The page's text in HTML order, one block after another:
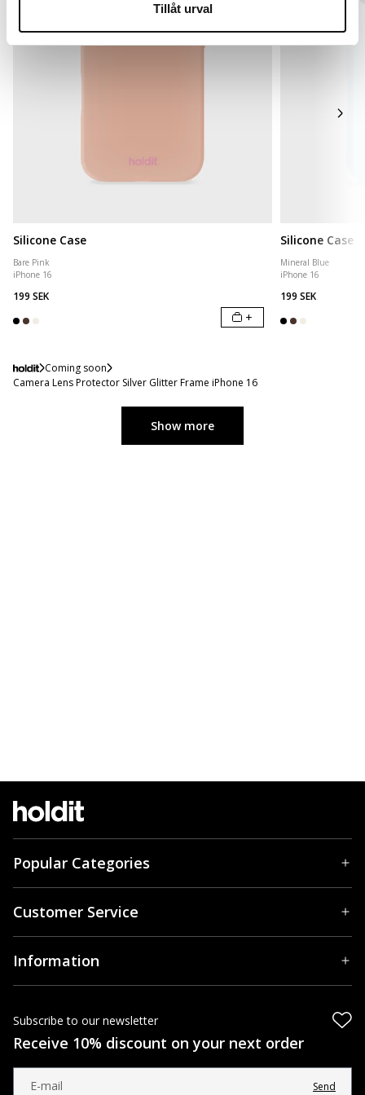
Tillåt urval
Silicone Case
Bare Pink
iPhone 16
199 SEK
+
Silicone Case
Mineral Blue
iPhone 16
199 SEK
Coming soon
Camera Lens Protector Silver Glitter Frame iPhone 16
Show more
Popular Categories
Customer Service
Information
Subscribe to our newsletter
Receive 10% discount on your next order
Send